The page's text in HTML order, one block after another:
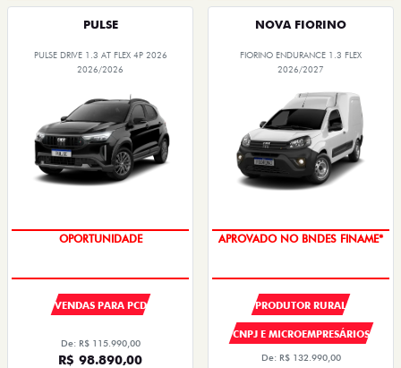
PULSE
PULSE DRIVE 1.3 AT FLEX 4P 2026
2026/2026
OPORTUNIDADE
VENDAS PARA PCD
De: R$ 115.990,00
R$ 98.890,00
NOVA FIORINO
FIORINO ENDURANCE 1.3 FLEX
2026/2027
APROVADO NO BNDES FINAME*
PRODUTOR RURAL
CNPJ E MICROEMPRESÁRIOS
De: R$ 132.990,00